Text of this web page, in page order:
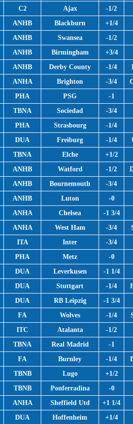
C2 Ajax -1/2
ANHB Blackburn +1/4
ANHB Swansea -1/2
ANHB Birmingham +3/4
ANHB Derby County -1/4
ANHA Brighton -3/4
PHA PSG -1
TBNA Sociedad -3/4
PHA Strasbourg -1/4
DUA Freiburg -1/4
TBNA Elche +1/2
ANHB Watford -1/2
ANHB Bournemouth -3/4
ANHB Luton -0
ANHA Chelsea -1 3/4
ANHA West Ham -3/4
ITA Inter -3/4
PHA Metz -0
DUA Leverkusen -1 1/4
DUA Stuttgart -1/4
DUA RB Leipzig -1 3/4
FA Wolves -1/4
ITC Atalanta -1/2
TBNA Real Madrid -1
FA Burnley -1/4
TBNB Lugo +1/2
TBNB Ponferradina -0
ANHA Sheffield Utd +1 1/4
DUA Hoffenheim +1/4